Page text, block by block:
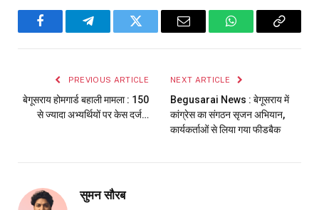
FacebookTelegramTwitter Email WhatsAppCopy
PREVIOUS ARTICLE
बेगूसराय होमगार्ड बहाली मामला : 150
से ज्यादा अभ्यर्थियों पर केस दर्ज…
NEXT ARTICLE
Begusarai News : बेगूसराय में
कांग्रेस का संगठन सृजन अभियान,
कार्यकर्ताओं से लिया गया फीडबैक
सुमन सौरब